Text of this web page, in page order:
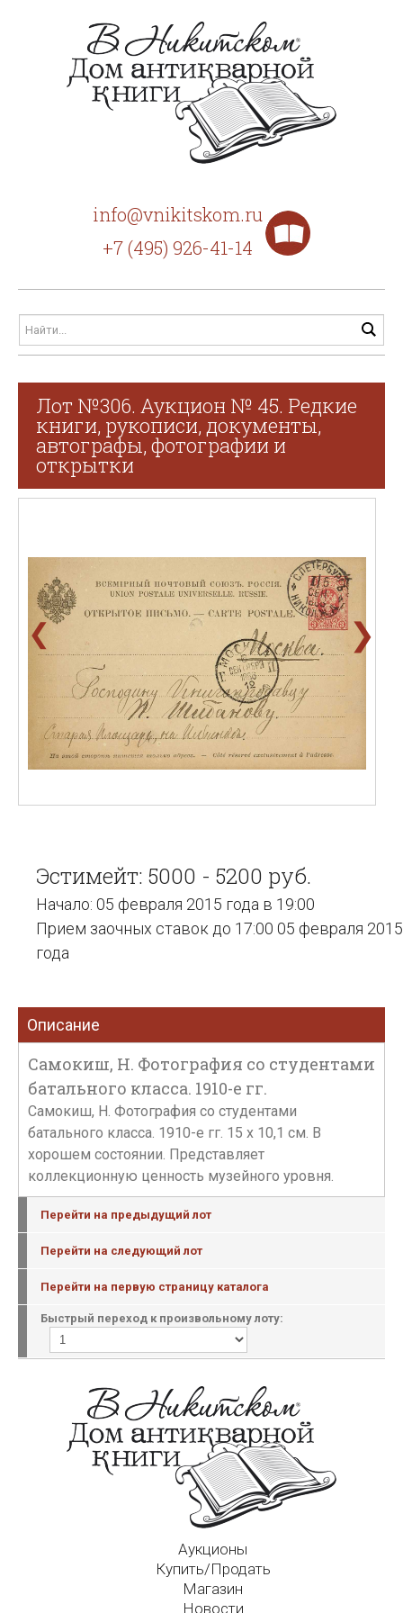
info@vnikitskom.ru
+7 (495) 926-41-14
Лот №306. Аукцион № 45. Редкие
книги, рукописи, документы,
автографы, фотографии и
открытки
❮ ❯
Эстимейт: 5000 - 5200 руб.
Начало: 05 февраля 2015 года в 19:00
Прием заочных ставок до 17:00 05 февраля 2015
года
Описание
Самокиш, Н. Фотография со студентами
батального класса. 1910-е гг.
Самокиш, Н. Фотография со студентами
батального класса. 1910-е гг. 15 х 10,1 см. В
хорошем состоянии. Представляет
коллекционную ценность музейного уровня.
Перейти на предыдущий лот
Перейти на следующий лот
Перейти на первую страницу каталога
Быстрый переход к произвольному лоту:
Аукционы
Купить/Продать
Магазин
Новости